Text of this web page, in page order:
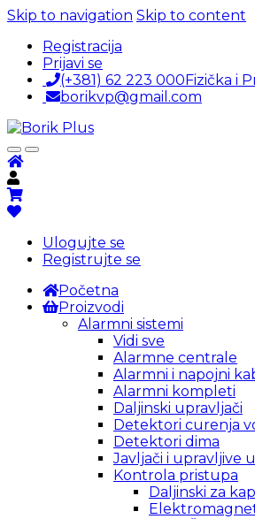
Skip to navigation Skip to content
Registracija
Prijavi se
(+381) 62 223 000Fizička i
borikvp@gmail.com
Ulogujte se
Registrujte se
Početna
Proizvodi
Alarmni sistemi
Vidi sve
Alarmne centrale
Alarmni i napojni
Alarmni kompleti
Daljinski upravljači
Detektori curenja
Detektori dima
Javljači i upravljive
Kontrola pristupa
Daljinski za